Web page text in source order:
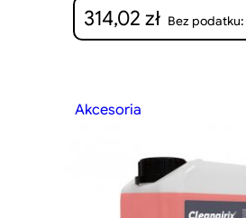
314,02 zł Bez podatku:
Akcesoria